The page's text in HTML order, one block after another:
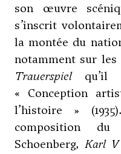
son œuvre
s’inscrit
la montée du
notamment sur
Trauerspielqu’il
« Conception
l’histoire »
composition
Schoenberg, Karl V